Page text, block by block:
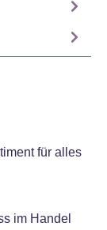
für alles
im Handel